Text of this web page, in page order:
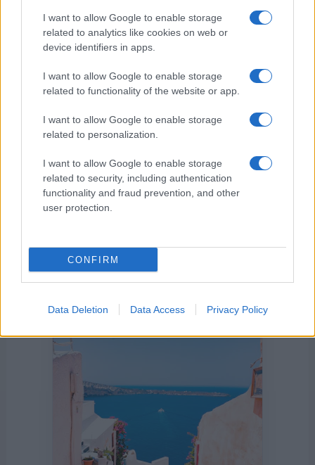
I want to allow Google to enable storage
related to analytics like cookies on web or
device identifiers in apps.
I want to allow Google to enable storage
related to functionality of the website or app.
I want to allow Google to enable storage
related to personalization.
I want to allow Google to enable storage
related to security, including authentication
functionality and fraud prevention, and other
user protection.
CONFIRM
Data Deletion Data Access Privacy Policy